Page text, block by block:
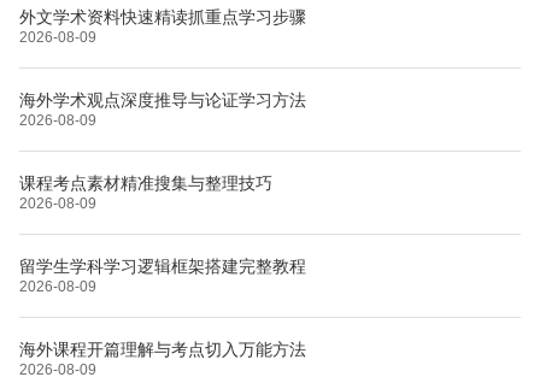
外文学术资料快速精读抓重点学习步骤
2026-08-09
海外学术观点深度推导与论证学习方法
2026-08-09
课程考点素材精准搜集与整理技巧
2026-08-09
留学生学科学习逻辑框架搭建完整教程
2026-08-09
海外课程开篇理解与考点切入万能方法
2026-08-09